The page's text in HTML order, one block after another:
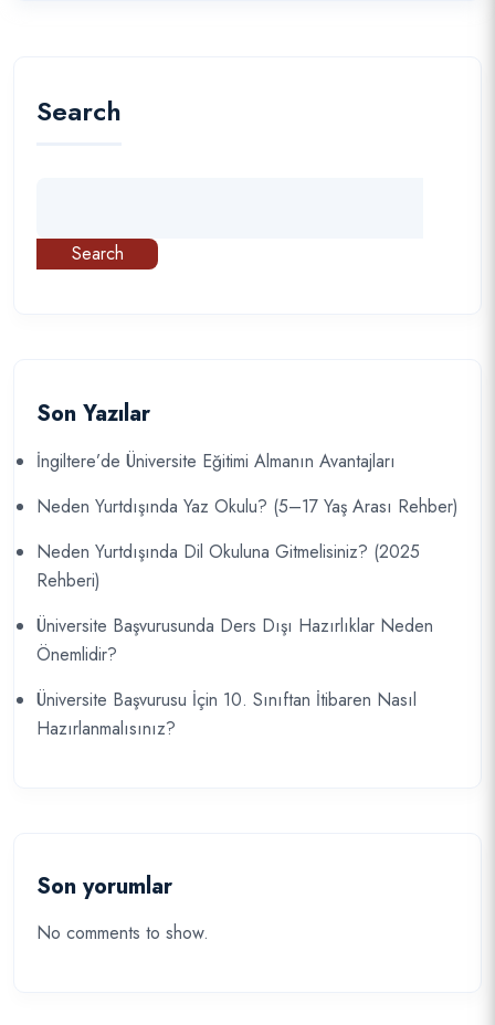
Search
Search
Son Yazılar
İngiltere’de Üniversite Eğitimi Almanın Avantajları
Neden Yurtdışında Yaz Okulu? (5–17 Yaş Arası Rehber)
Neden Yurtdışında Dil Okuluna Gitmelisiniz? (2025
Rehberi)
Üniversite Başvurusunda Ders Dışı Hazırlıklar Neden
Önemlidir?
Üniversite Başvurusu İçin 10. Sınıftan İtibaren Nasıl
Hazırlanmalısınız?
Son yorumlar
No comments to show.